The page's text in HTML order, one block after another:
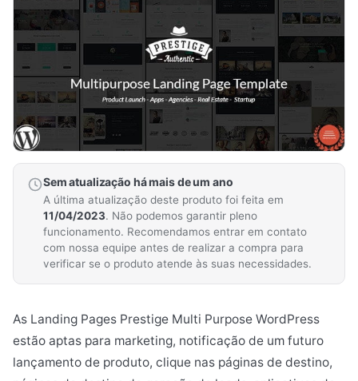
Sem atualização há mais de um ano
A última atualização deste produto foi feita em
11/04/2023. Não podemos garantir pleno
funcionamento. Recomendamos entrar em contato
com nossa equipe antes de realizar a compra para
verificar se o produto atende às suas necessidades.
As Landing Pages Prestige Multi Purpose WordPress
estão aptas para marketing, notificação de um futuro
lançamento de produto, clique nas páginas de destino,